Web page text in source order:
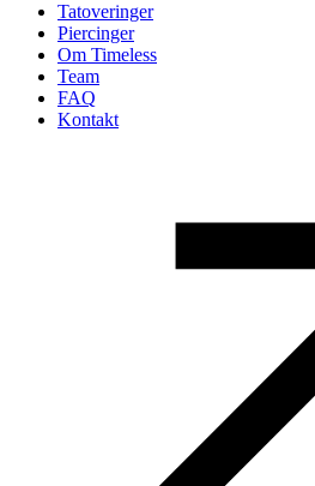
Tatoveringer
Piercinger
Om Timeless
Team
FAQ
Kontakt